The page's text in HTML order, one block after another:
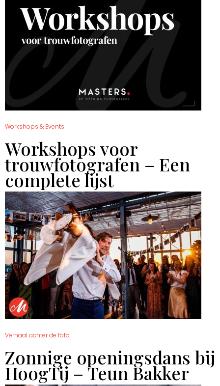
Workshops & Events
Workshops voor
trouwfotografen – Een
complete lijst
Verhaal achter de foto
Zonnige openingsdans bij
HoogTij – Teun Bakker